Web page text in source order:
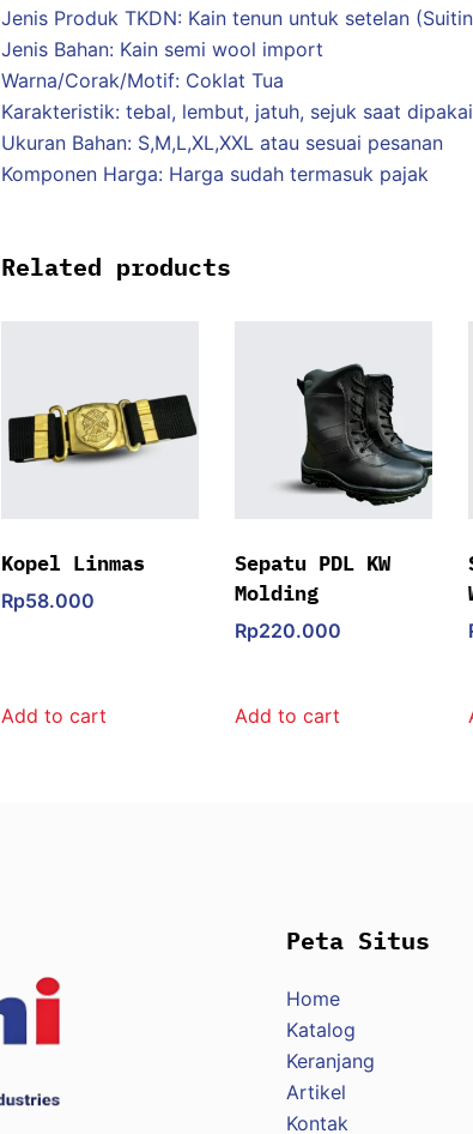
Jenis Produk TKDN: Kain tenun untuk setelan
Jenis Bahan: Kain semi wool import
Warna/Corak/Motif: Coklat Tua
Karakteristik: tebal, lembut, jatuh, sejuk saat
Ukuran Bahan: S,M,L,XL,XXL atau sesuai pesanan
Komponen Harga: Harga sudah termasuk pajak
Related products
Kopel Linmas
Rp58.000
Add to cart
Sepatu PDL KW
Molding
Rp220.000
Add to cart
Peta Situs
Home
Katalog
Keranjang
Artikel
Kontak